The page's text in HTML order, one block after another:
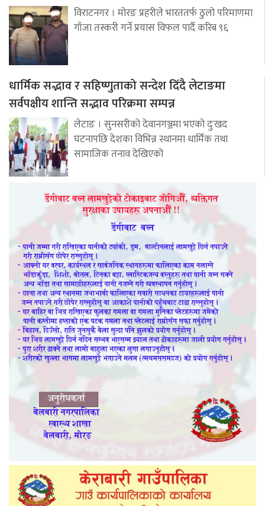
विराटनगर । मोरङ प्रहरीले भारततर्फ ठुलो परिमाणमा
गाँजा तस्करी गर्ने प्रयास विफल पार्दै करिब ९६
धार्मिक सद्भाव र सहिष्णुताको सन्देश दिँदै लेटाङमा
सर्वपक्षीय शान्ति सद्भाव परिक्रमा सम्पन्न
लेटाङ । सुनसरीको देवानगञ्जमा भएको दुःखद
घटनापछि देशका विभिन्न स्थानमा धार्मिक तथा
सामाजिक तनाव देखिएको